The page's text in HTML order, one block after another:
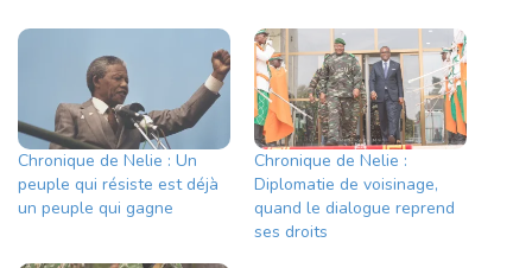
Chronique de Nelie : Un
peuple qui résiste est déjà
un peuple qui gagne
Chronique de Nelie :
Diplomatie de voisinage,
quand le dialogue reprend
ses droits